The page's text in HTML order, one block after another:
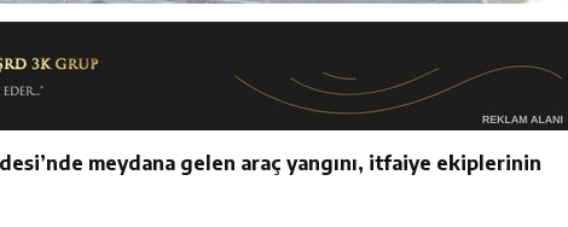
meydana gelen araç yangını, itfaiye ekiplerinin